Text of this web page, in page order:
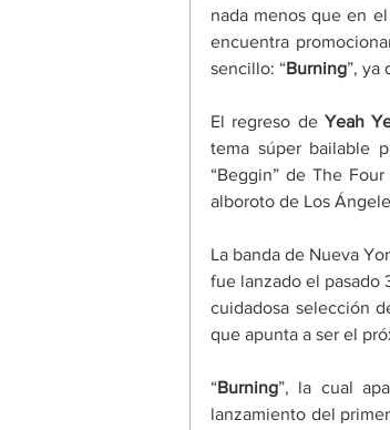
nada menos que en el
encuentra
sencillo: “Burning”, ya
El regreso de Yeah
tema súper bailable
“Beggin” de The
alboroto de Los
La banda de Nueva
fue lanzado el pasado
cuidadosa selección
que apunta a ser el
“Burning”, la cual
lanzamiento del